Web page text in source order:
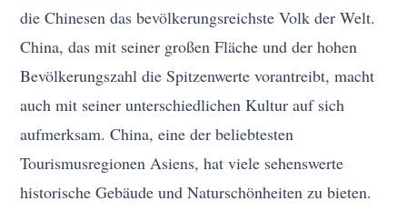
die Chinesen das bevölkerungsreichste Volk der Welt.
China, das mit seiner großen Fläche und der hohen
Bevölkerungszahl die Spitzenwerte vorantreibt, macht
auch mit seiner unterschiedlichen Kultur auf sich
aufmerksam. China, eine der beliebtesten
Tourismusregionen Asiens, hat viele sehenswerte
historische Gebäude und Naturschönheiten zu bieten.